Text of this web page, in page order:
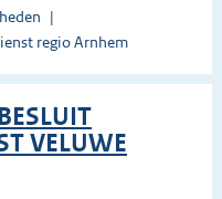
regio Arnhem
VELUWE